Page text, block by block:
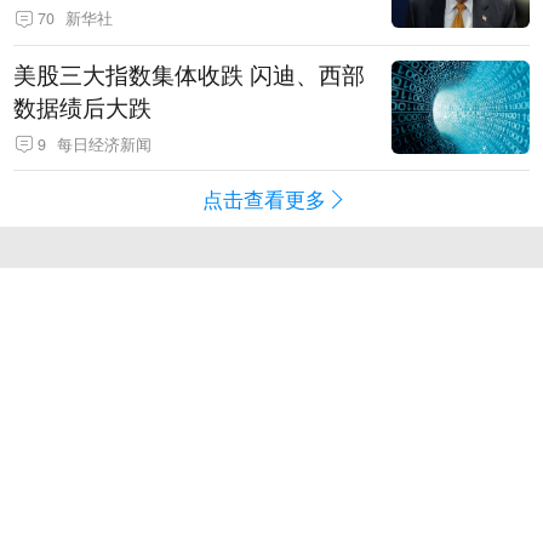
70 新华社
美股三大指数集体收跌 闪迪、西部
数据绩后大跌
9 每日经济新闻
点击查看更多